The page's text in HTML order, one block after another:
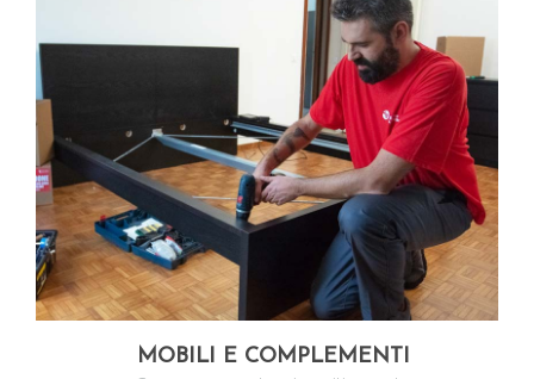
SCOPRI I SERVIZI
MOBILI E COMPLEMENTI